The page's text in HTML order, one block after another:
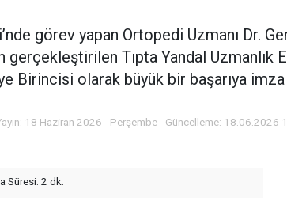
görev yapan Ortopedi Uzmanı Dr.
Tıpta Yandal Uzmanlık
Birincisi olarak büyük bir başarıya imza
18 Haziran 2026 - Perşembe - Güncelleme: 18.06.2026
Süresi: 2 dk.